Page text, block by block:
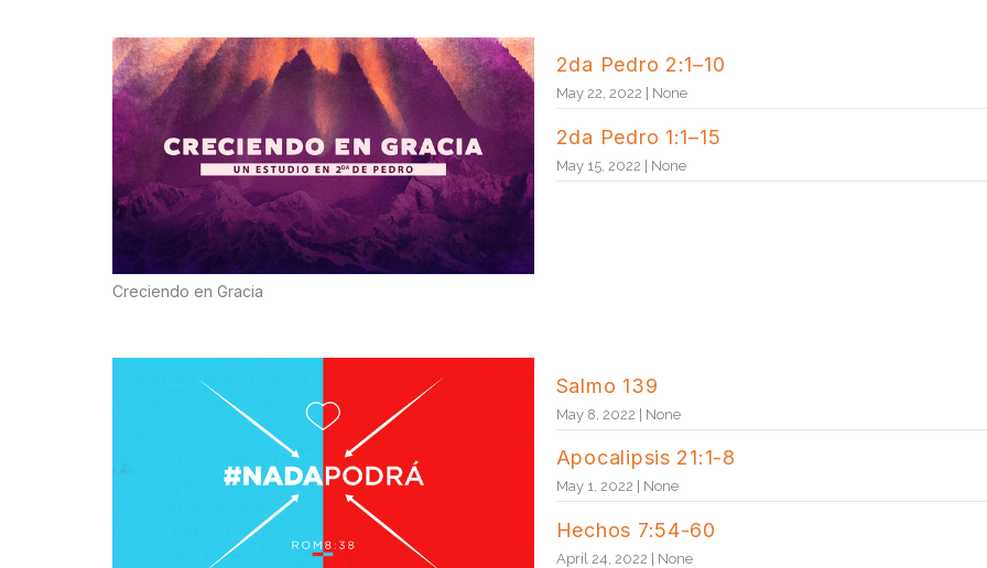
Creciendo en Gracia
2da Pedro 2:1–10
May 22, 2022 | None
2da Pedro 1:1–15
May 15, 2022 | None
Salmo 139
May 8, 2022 | None
Apocalipsis 21:1-8
May 1, 2022 | None
Hechos 7:54-60
April 24, 2022 | None